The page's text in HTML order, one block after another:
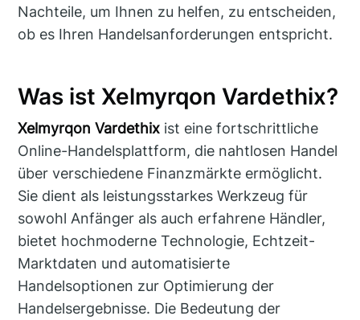
Nachteile, um Ihnen zu helfen, zu entscheiden,
ob es Ihren Handelsanforderungen entspricht.
Was ist Xelmyrqon Vardethix?
Xelmyrqon Vardethix ist eine fortschrittliche
Online-Handelsplattform, die nahtlosen Handel
über verschiedene Finanzmärkte ermöglicht.
Sie dient als leistungsstarkes Werkzeug für
sowohl Anfänger als auch erfahrene Händler,
bietet hochmoderne Technologie, Echtzeit-
Marktdaten und automatisierte
Handelsoptionen zur Optimierung der
Handelsergebnisse. Die Bedeutung der